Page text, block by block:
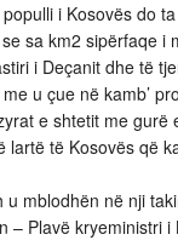
i Kosovës do
sa km2 sipërfaqe i
i Deçanit dhe të
u çue në kamb’
e shtetit me gurë
lartë të Kosovës që
u mblodhën në nji
– Plavë kryeministri i